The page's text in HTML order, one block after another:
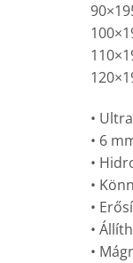
•
• 6
•
•
•
•
•